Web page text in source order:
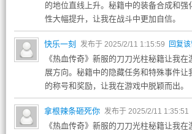
的地位直线上升。秘籍中的装备合成和强
性大幅提升，让我在战斗中更加自信。
快乐一刻 发布于 2025/2/11 1:15:59 回复
《热血传奇》新服的刀刀光柱秘籍让我
展方向。秘籍中的隐藏任务和特殊事件让
的称号和奖励，让我在游戏中脱颖而出。
拿根辣条砸死你 发布于 2025/2/11 1:35:51
《热血传奇》新服的刀刀光柱秘籍让我